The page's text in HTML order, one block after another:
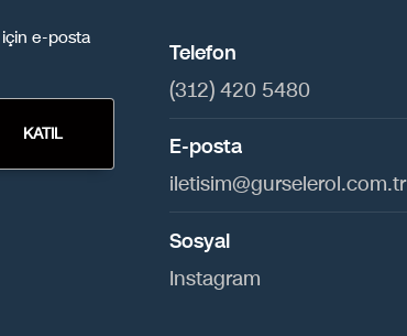
e-posta
KATIL
Telefon
(312) 420 5480
E-posta
iletisim@gurselerol.com.tr
Sosyal
Instagram